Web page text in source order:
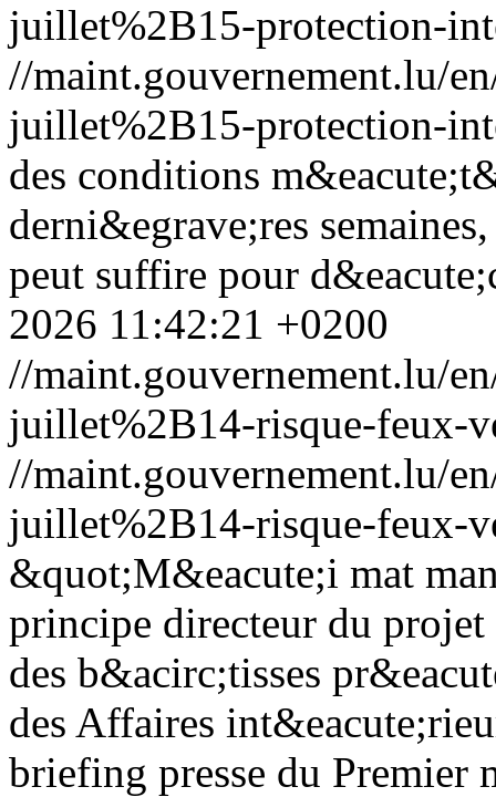
juillet%2B15-protection-
//maint.gouvernement.lu/
juillet%2B15-protection-
des conditions
derni&egrave;res
peut suffire pour
2026 11:42:21 +0200
//maint.gouvernement.lu/
juillet%2B14-risque-feux-
//maint.gouvernement.lu/
juillet%2B14-risque-feux-
&quot;M&eacute;i mat
principe directeur du
des b&acirc;tisses
des Affaires
briefing presse du Premier